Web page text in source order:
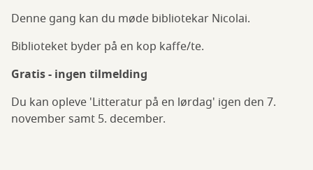
Denne gang kan du møde bibliotekar Nicolai.
Biblioteket byder på en kop kaffe/te.
Gratis - ingen tilmelding
Du kan opleve 'Litteratur på en lørdag' igen den 7.
november samt 5. december.